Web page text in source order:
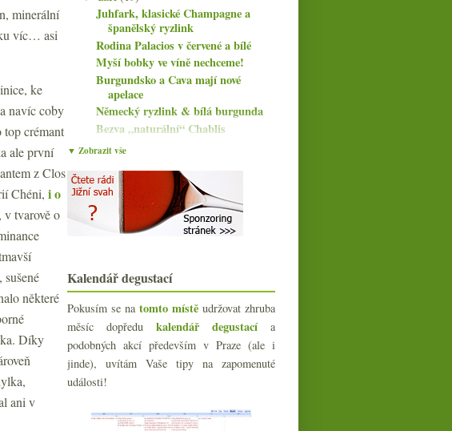
minerální
víc… asi
ke
navíc coby
top crémant
ale první
z Clos
Chéni, i o
v tvarově o
některé
Díky
ani v
Juhfark, klasické Champagne a
španělský ryzlink
Rodina Palacios v červené a bílé
Myší bobky ve víně nechceme!
Burgundsko a Cava mají nové
apelace
Německý ryzlink & bílá burgunda
Bezva „naturální“ Chablis
Parádní Chianti z Fattoria
Dvakrát cava od Parés Baltà
Legenda Palo Cortado s lahví
Bodegas Tradición
Čínské elitní červené, Víno nás
ŠMIKu
Dvakrát cava od Llopart
Výtečná Ultreia Saint Jacques
Ota Ševčík 2016
Zábavný energický veltlín
Oslava s Gosset Grand Millésime
Vinařské statistiky, ošklivé viněty,
Třikrát biodynamický crémant od
▼ Zobrazit vše
Kalendář degustací
Pokusím se na tomto místě udržovat zhruba
měsíc dopředu kalendář degustacía
podobných akcí především v Praze (ale i
jinde), uvítám Vaše tipy na zapomenuté
události!